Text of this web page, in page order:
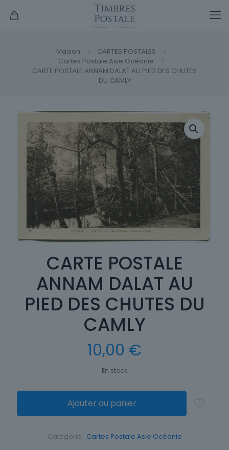
Maison
CARTES POSTALES
Cartes Postale Asie Océanie
CARTE POSTALE ANNAM DALAT AU PIED DES CHUTES
DU CAMLY
CARTE POSTALE
ANNAM DALAT AU
PIED DES CHUTES DU
CAMLY
10,00 €
En stock
Ajouter au panier
Catégorie : Cartes Postale Asie Océanie